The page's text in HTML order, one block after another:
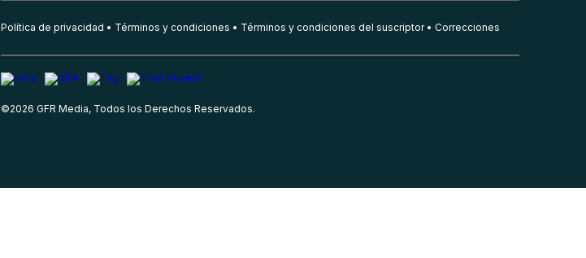
Política de privacidad Términos y condiciones Términos y condiciones del suscriptor Correcciones
©2026 GFR Media, Todos los Derechos Reservados.